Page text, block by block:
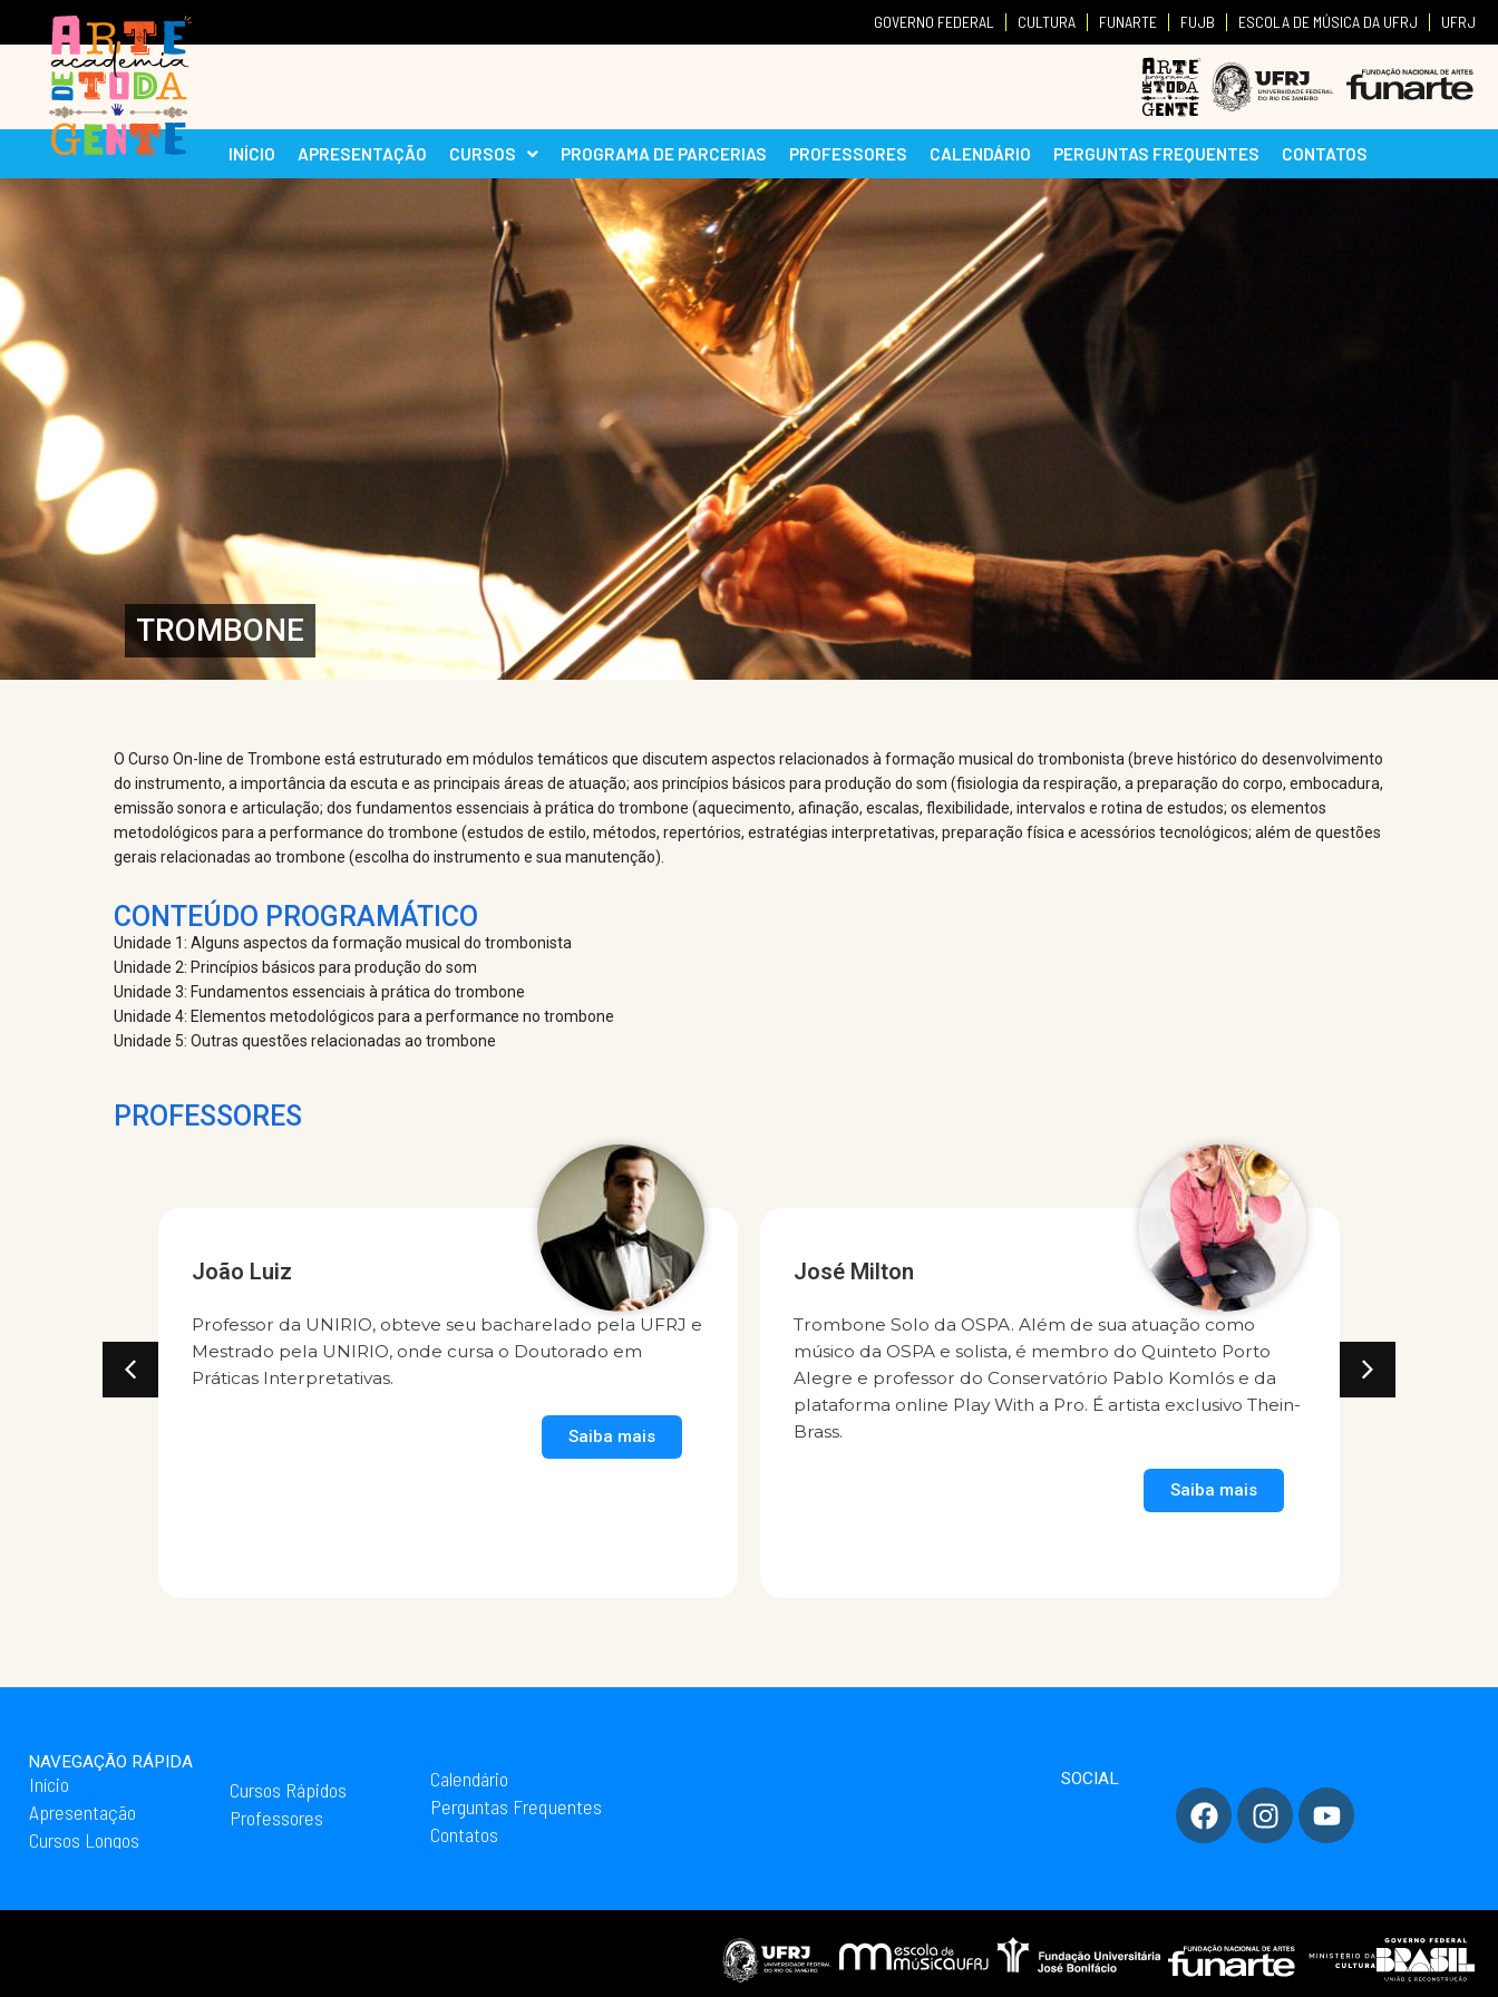
GOVERNO FEDERAL CULTURA FUNARTE FUJB ESCOLA DE MÚSICA DA UFRJ UFRJ
INÍCIO APRESENTAÇÃO CURSOS PROGRAMA DE PARCERIAS PROFESSORES CALENDÁRIO PERGUNTAS FREQUENTES CONTATOS
TROMBONE
O Curso On-line de Trombone está estruturado em módulos temáticos que discutem aspectos relacionados à formação musical do trombonista (breve histórico do desenvolvimento
do instrumento, a importância da escuta e as principais áreas de atuação; aos princípios básicos para produção do som (fisiologia da respiração, a preparação do corpo, embocadura,
emissão sonora e articulação; dos fundamentos essenciais à prática do trombone (aquecimento, afinação, escalas, flexibilidade, intervalos e rotina de estudos; os elementos
metodológicos para a performance do trombone (estudos de estilo, métodos, repertórios, estratégias interpretativas, preparação física e acessórios tecnológicos; além de questões
gerais relacionadas ao trombone (escolha do instrumento e sua manutenção).
CONTEÚDO PROGRAMÁTICO
Unidade 1: Alguns aspectos da formação musical do trombonista
Unidade 2: Princípios básicos para produção do som
Unidade 3: Fundamentos essenciais à prática do trombone
Unidade 4: Elementos metodológicos para a performance no trombone
Unidade 5: Outras questões relacionadas ao trombone
PROFESSORES
obteve seu bacharelado pela UFRJ e
onde cursa o Doutorado em
José Milton
Trombone Solo da OSPA. Além de sua atuação como
músico da OSPA e solista, é membro do Quinteto Porto
Alegre e professor do Conservatório Pablo Komlós e da
plataforma online Play With a Pro. É artista exclusivo Thein-
Everson Moraes
Trombonista da Orquestra Sinfônica da UFRJ.
Trombone pela UNIRIO e Mestre em Música pela
NAVEGAÇÃO RÁPIDA
Início
Apresentação
Cursos Longos
Cursos Rápidos
Professores
Calendário
Perguntas Frequentes
Contatos
SOCIAL